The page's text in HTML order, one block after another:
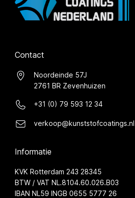
Contact
Noordeinde 57J
2761 BR Zevenhuizen
+31 (0) 79 593 12 34
verkoop@kunststofcoatings.nl
Informatie
KVK Rotterdam 243 28345
BTW / VAT NL.8104.60.026.B03
IBAN NL59 INGB 0655 5777 26